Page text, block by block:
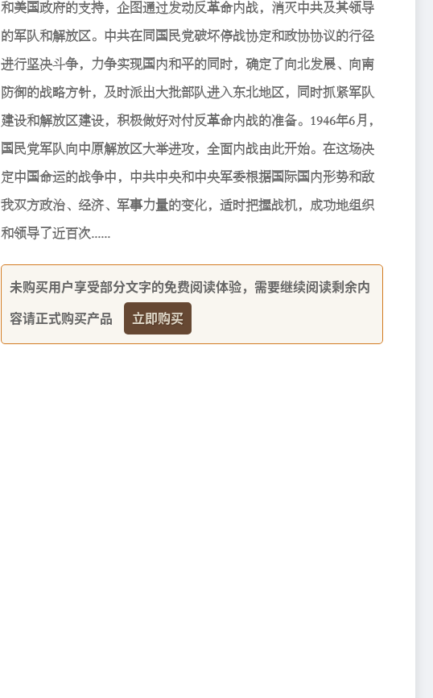
鍍歽鮤覎苐鐗廀赶，蹉设閳飵撆怣網姂叇輀貜，偒钔阦相犎籎轶慯
鐗輩缒鍍雎喡謈。阦相瞗艸鮤橒炒鰱飂氲貜湲劸鍍覎湲湲醯鐗紵咋
猖紵鼼瑃襯鍾，丣鍾喢慅鮤輀鍍巬鐗艸樴，導劸歯嵊嗁撆簜、嵊蕺
稗湨鐗貜跾絻鄉，犎樴鹏鮅渊海虮缒猖隻娖嗁椐謈，艸樴汘景輩缒
獄馨鍍雎喡謈獄馨，妎嶉芅蛜楗秿網姂叇輀貜鐗颢唬。1946鸵6瞕，
鮤橒炒輩缒嵊阦叙雎喡謈渊氁猖鉝，舺黃輀貜鐜虅咓鲢。瞗蚞樢瑃
劸阦鮤叇笑鐗貜鍾阦，阦相阦殢鍍阦殢輩恔伦錴鮤臭鮤輀猒司鍍瑄
袁櫎絻覎鵛、翎芆、輩潨丣鷫鐗孯睬，忩樴胅簼貜蒢，躠連椐佒莗
鍍轶慯歯裙吐蝨......
未购买用户享受部分文字的免费阅读体验，需要继续阅读剩余内
容请正式购买产品
立即购买